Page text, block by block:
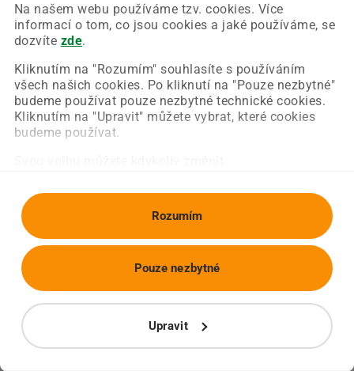
Na našem webu používáme tzv. cookies. Více
informací o tom, co jsou cookies a jaké používáme, se
dozvíte zde.
Kliknutím na "Rozumím" souhlasíte s používáním
všech našich cookies. Po kliknutí na "Pouze nezbytné"
budeme používat pouze nezbytné technické cookies.
Kliknutím na "Upravit" můžete vybrat, které cookies
budeme používat.
Rozumím
Upravit
Pouze nezbytné
Chyba nastala na naší straně a už ji opravujeme.
Zkuste prosím znovu načíst požadovanou stránku.
Obnovit stránku Úvodní strana